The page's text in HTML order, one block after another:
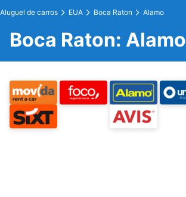
Aluguel de carros EUA Boca Raton Alamo
Boca Raton: Alamo